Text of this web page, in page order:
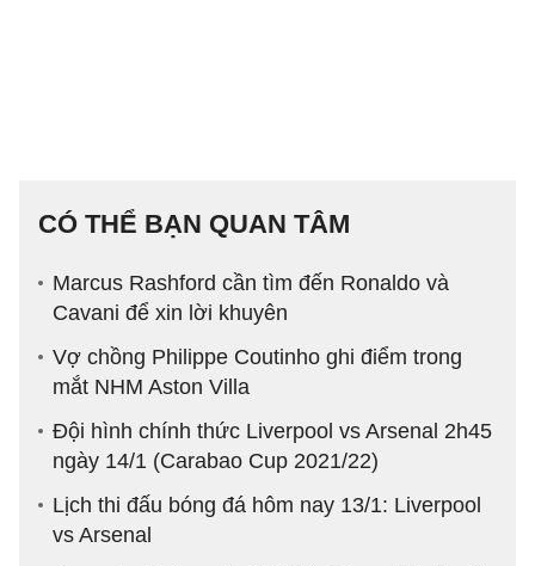
CÓ THỂ BẠN QUAN TÂM
Marcus Rashford cần tìm đến Ronaldo và
Cavani để xin lời khuyên
Vợ chồng Philippe Coutinho ghi điểm trong
mắt NHM Aston Villa
Đội hình chính thức Liverpool vs Arsenal 2h45
ngày 14/1 (Carabao Cup 2021/22)
Lịch thi đấu bóng đá hôm nay 13/1: Liverpool
vs Arsenal